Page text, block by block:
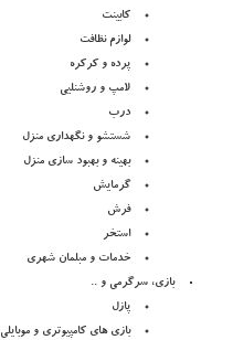
کابینت
لوازم نظافت
پرده و کرکره
لامپ و روشنلیی
درب
شستشو و نگهداری منزل
بهینه و بهبود سازی منزل
گرمایش
فرش
استخر
خدمات و مبلمان شهری
بازی، سرگرمی و ..
پازل
بازی های کامپیوتری و موبایلی